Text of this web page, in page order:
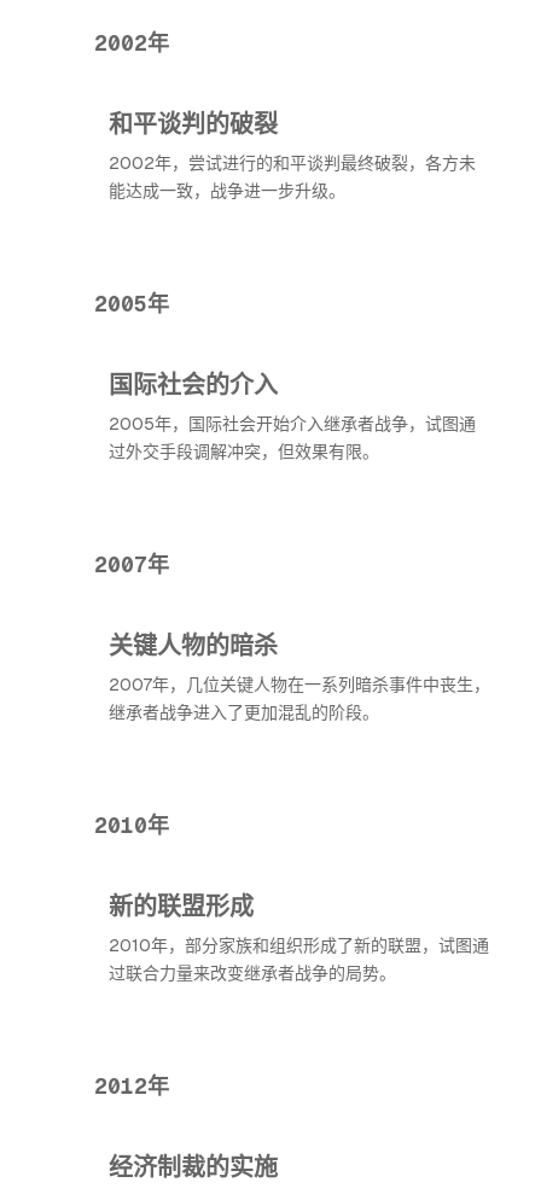
2002年
和平谈判的破裂
2002年，尝试进行的和平谈判最终破裂，各方未
能达成一致，战争进一步升级。
2005年
国际社会的介入
2005年，国际社会开始介入继承者战争，试图通
过外交手段调解冲突，但效果有限。
2007年
关键人物的暗杀
2007年，几位关键人物在一系列暗杀事件中丧生，
继承者战争进入了更加混乱的阶段。
2010年
新的联盟形成
2010年，部分家族和组织形成了新的联盟，试图通
过联合力量来改变继承者战争的局势。
2012年
经济制裁的实施